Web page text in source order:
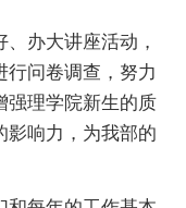
办大讲座活动，
行问卷调查，努力
强理学院新生的质
影响力，为我部的